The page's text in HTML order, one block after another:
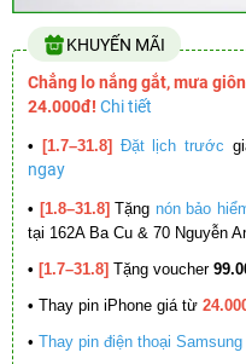
KHUYẾN MÃI
Chẳng lo nắng gắt, mưa
24.000đ! Chi tiết
• [1.7–31.8] Đặt lịch trước
ngay
• [1.8–31.8] Tặng nón bảo
tại 162A Ba Cu & 70 Nguyễn
• [1.7–31.8] Tặng voucher
• Thay pin iPhone giá từ
• Thay pin điện thoại Samsung